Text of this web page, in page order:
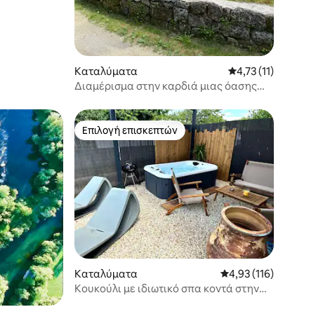
Καταλύματα Μέση βαθμολογία:
4,73 (11)
Διαμέρισμα στην καρδιά μιας όασης
Επιλογή επισκεπτών
Επιλογή επισκεπτών
Καταλύματα Μέση βαθμολογία:
4,93 (116)
Κουκούλι με ιδιωτικό σπα κοντά στην